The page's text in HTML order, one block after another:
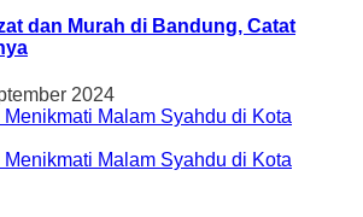
dan Murah di Bandung, Catat
2024